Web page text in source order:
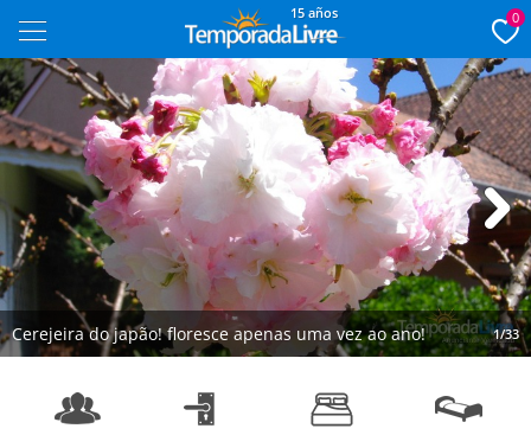
15 años 0
Cerejeira do japão! floresce apenas uma vez ao ano! 1/33
Next